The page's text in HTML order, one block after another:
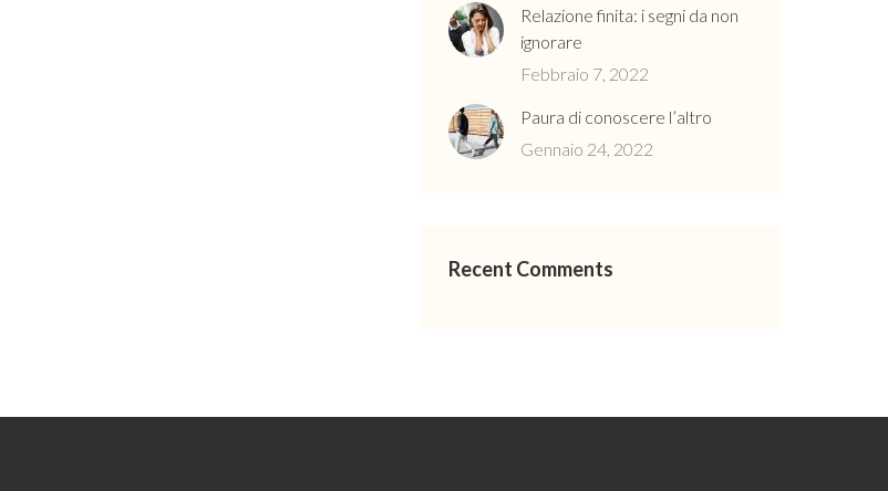
Relazione finita: i segni da non
ignorare
Febbraio 7, 2022
Paura di conoscere l’altro
Gennaio 24, 2022
Recent Comments